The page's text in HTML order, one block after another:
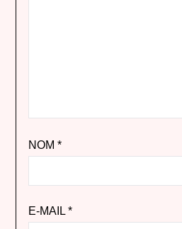
NOM *
E-MAIL *